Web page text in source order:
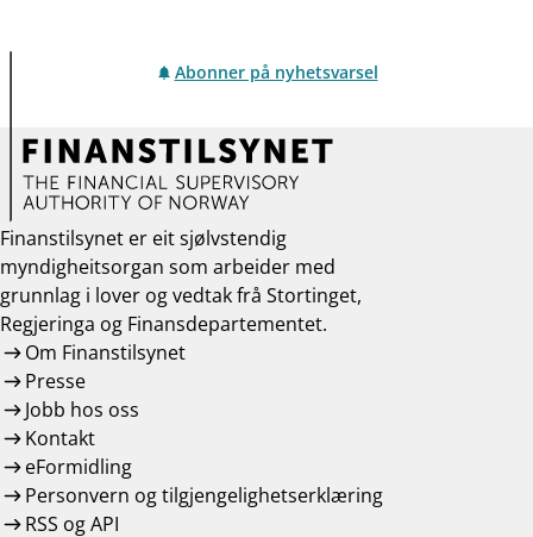
Abonner på nyhetsvarsel
Finanstilsynet er eit sjølvstendig
myndigheitsorgan som arbeider med
grunnlag i lover og vedtak frå Stortinget,
Regjeringa og Finansdepartementet.
Om Finanstilsynet
Presse
Jobb hos oss
Kontakt
eFormidling
Personvern og tilgjengelighetserklæring
RSS og API